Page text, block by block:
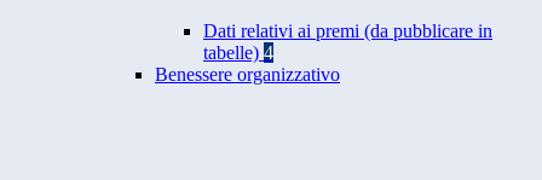
Dati relativi ai premi (da pubblicare in
tabelle) 4
Benessere organizzativo